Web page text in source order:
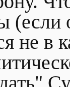
(если
не в